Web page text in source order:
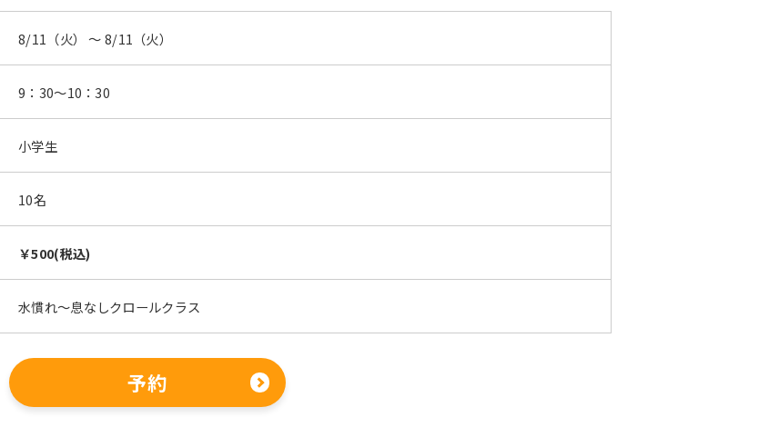
8/11（火） 〜 8/11（火）
9：30～10：30
小学生
10名
￥500(税込)
水慣れ～息なしクロールクラス
予約